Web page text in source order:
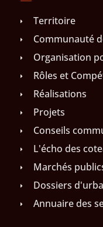
Territoire
Communauté
Organisation
Rôles et
Réalisations
Projets
Conseils
L'écho des
Marchés
Dossiers
Annuaire des